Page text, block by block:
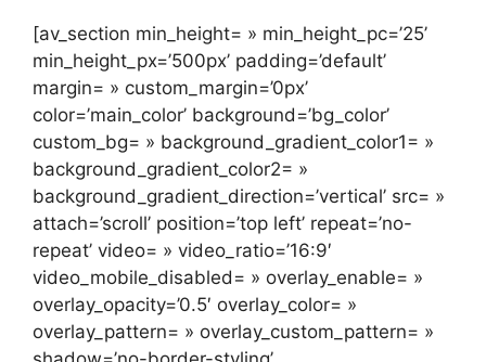
[av_section min_height= » min_height_pc=’25’
min_height_px=’500px’ padding=’default’
margin= » custom_margin=’0px’
color=’main_color’ background=’bg_color’
custom_bg= » background_gradient_color1= »
background_gradient_color2= »
background_gradient_direction=’vertical’ src= »
attach=’scroll’ position=’top left’ repeat=’no-
repeat’ video= » video_ratio=’16:9′
video_mobile_disabled= » overlay_enable= »
overlay_opacity=’0.5′ overlay_color= »
overlay_pattern= » overlay_custom_pattern= »